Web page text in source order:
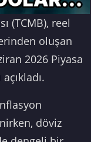
(TCMB), reel
oluşan
2026 Piyasa
döviz